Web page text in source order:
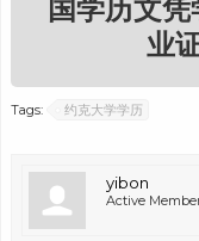
国学历文
业
Tags: 约克大学学历
yibon
Active